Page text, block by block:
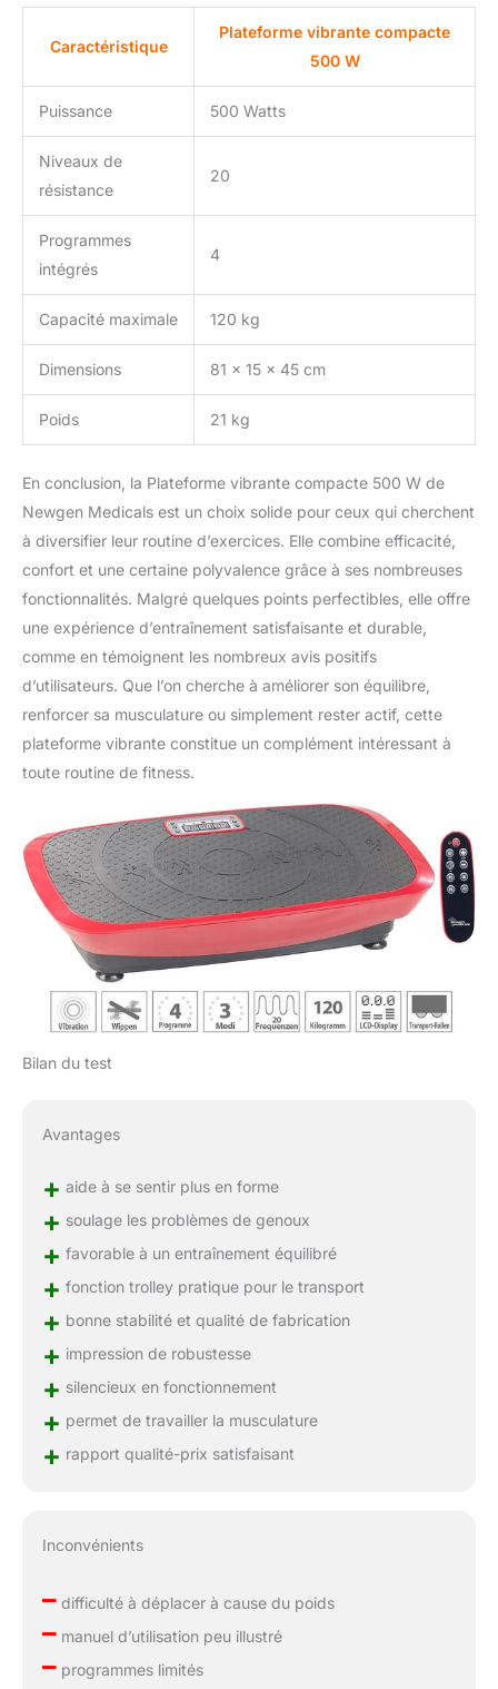
Caractéristique
Plateforme vibrante compacte
500 W
Puissance 500 Watts
Niveaux de
résistance
20
Programmes
intégrés
4
Capacité maximale 120 kg
Dimensions 81 x 15 x 45 cm
Poids 21 kg
En conclusion, la Plateforme vibrante compacte 500 W de
Newgen Medicals est un choix solide pour ceux qui cherchent
à diversifier leur routine d’exercices. Elle combine efficacité,
confort et une certaine polyvalence grâce à ses nombreuses
fonctionnalités. Malgré quelques points perfectibles, elle offre
une expérience d’entraînement satisfaisante et durable,
comme en témoignent les nombreux avis positifs
d’utilisateurs. Que l’on cherche à améliorer son équilibre,
renforcer sa musculature ou simplement rester actif, cette
plateforme vibrante constitue un complément intéressant à
toute routine de fitness.
Bilan du test
Avantages
+ aide à se sentir plus en forme
+ soulage les problèmes de genoux
+ favorable à un entraînement équilibré
+ fonction trolley pratique pour le transport
+ bonne stabilité et qualité de fabrication
+ impression de robustesse
+ silencieux en fonctionnement
+ permet de travailler la musculature
+ rapport qualité-prix satisfaisant
Inconvénients
–difficulté à déplacer à cause du poids
–manuel d’utilisation peu illustré
–programmes limités